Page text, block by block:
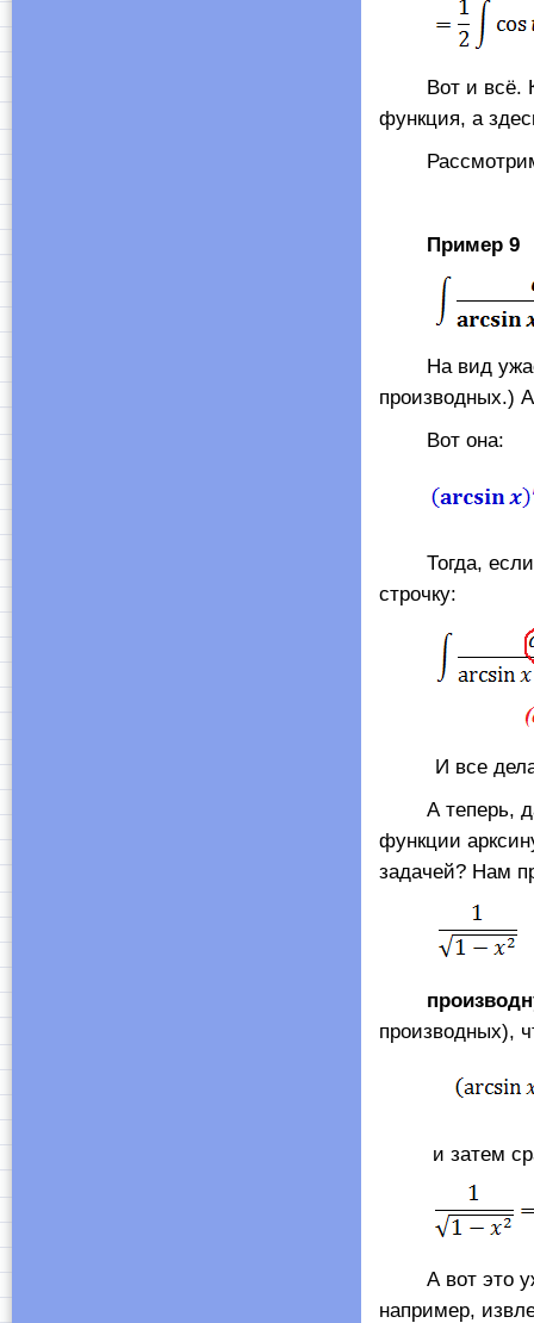
Вот и всё.
функция, а
Рассмотрим
Пример 9
На вид ужас-
производных.)
Вот она:
Тогда, если
строчку:
И все
А теперь,
функции
задачей? Нам
производных),
и затем
А вот это уже
например,